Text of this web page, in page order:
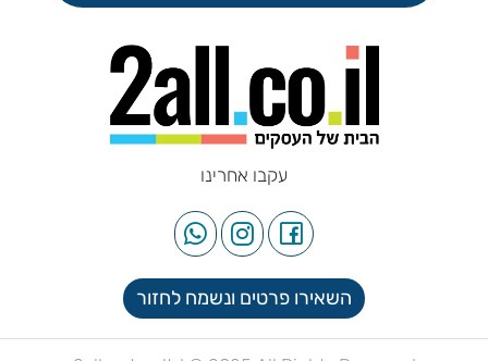
עקבו אחרינו
השאירו פרטים ונשמח לחזור